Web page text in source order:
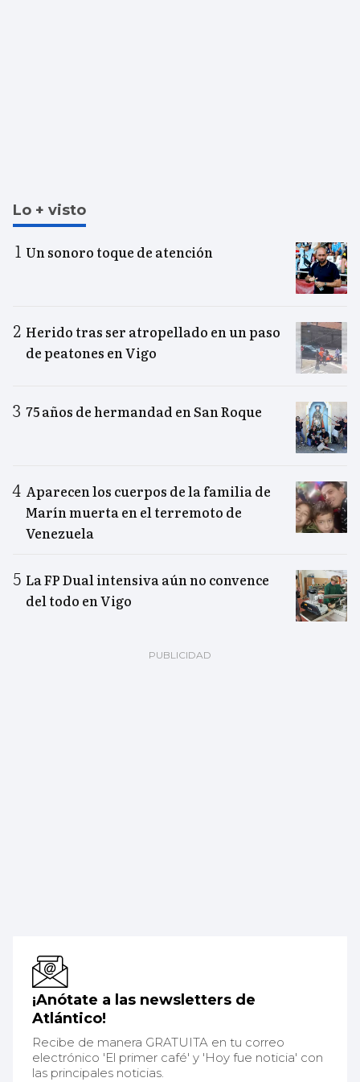
Lo + visto
Un sonoro toque de atención
Herido tras ser atropellado en un paso
de peatones en Vigo
75 años de hermandad en San Roque
Aparecen los cuerpos de la familia de
Marín muerta en el terremoto de
Venezuela
La FP Dual intensiva aún no convence
del todo en Vigo
¡Anótate a las newsletters de
Atlántico!
Recibe de manera GRATUITA en tu correo
electrónico 'El primer café' y 'Hoy fue noticia' con
las principales noticias.